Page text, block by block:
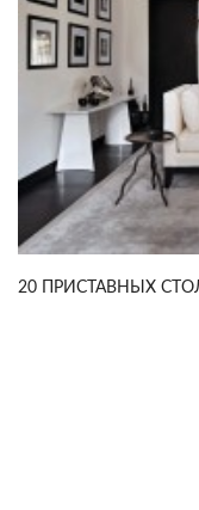
20 ПРИСТАВНЫХ